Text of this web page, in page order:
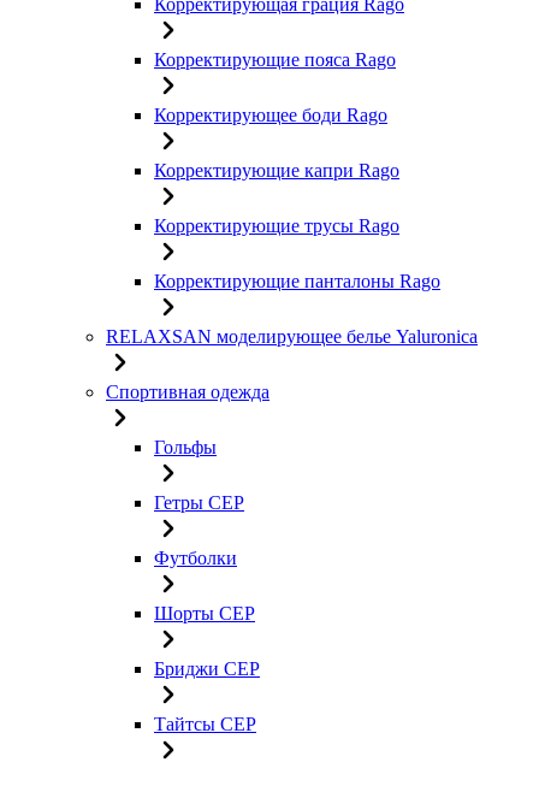
Корректирующая грация Rago
Корректирующие пояса Rago
Корректирующее боди Rago
Корректирующие капри Rago
Корректирующие трусы Rago
Корректирующие панталоны Rago
RELAXSAN моделирующее белье Yaluroniсa
Спортивная одежда
Гольфы
Гетры CEP
Футболки
Шорты CEP
Бриджи CEP
Тайтсы CEP